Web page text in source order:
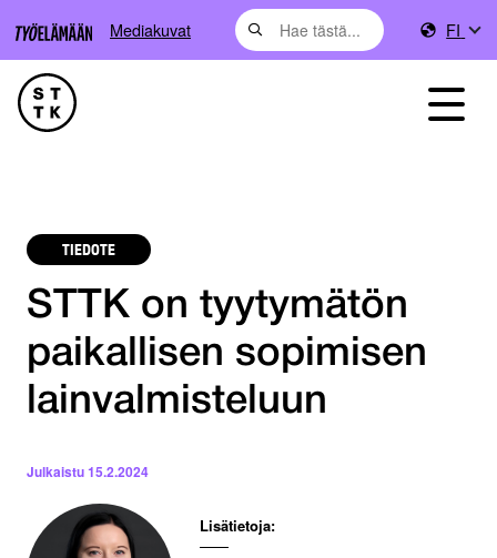
Mediakuvat FI
TIEDOTE
STTK on tyytymätön
paikallisen sopimisen
lainvalmisteluun
Julkaistu15.2.2024
Lisätietoja: